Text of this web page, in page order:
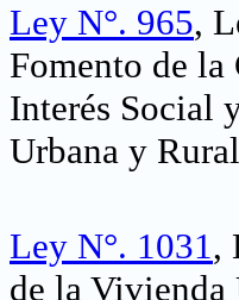
Ley N°. 965,
Fomento de
Interés Social
Urbana y
Ley N°. 1031,
de la